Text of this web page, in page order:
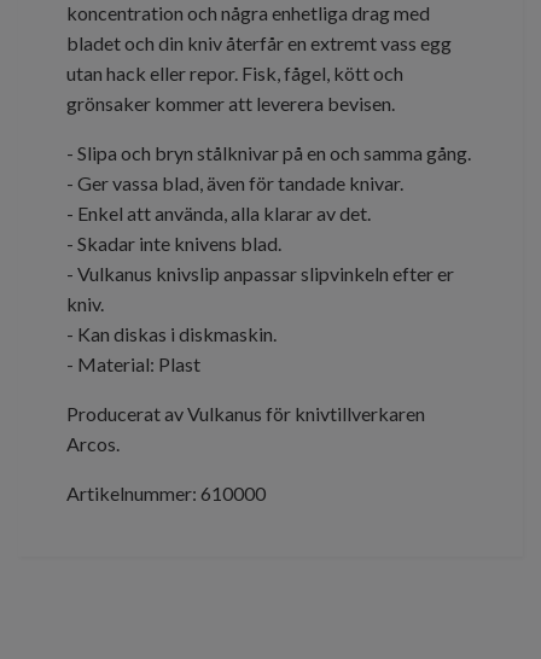
koncentration och några enhetliga drag med
bladet och din kniv återfår en extremt vass egg
utan hack eller repor. Fisk, fågel, kött och
grönsaker kommer att leverera bevisen.
- Slipa och bryn stålknivar på en och samma gång.
- Ger vassa blad, även för tandade knivar.
- Enkel att använda, alla klarar av det.
- Skadar inte knivens blad.
- Vulkanus knivslip anpassar slipvinkeln efter er
kniv.
- Kan diskas i diskmaskin.
- Material: Plast
Producerat av Vulkanus för knivtillverkaren
Arcos.
Artikelnummer: 610000